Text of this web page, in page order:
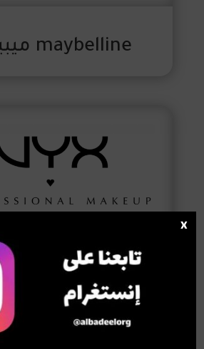
maybelline ميبيلين
NYX نيكس
x